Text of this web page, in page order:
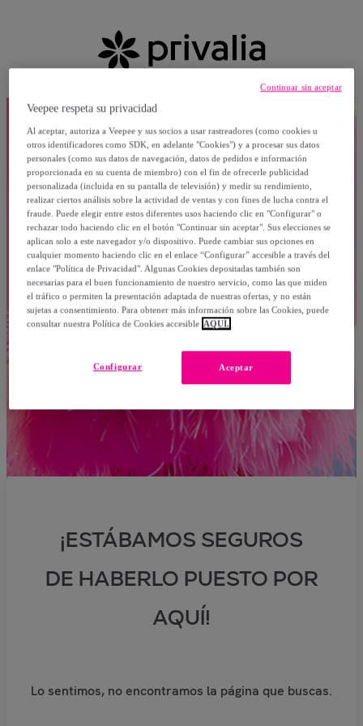
¡ESTÁBAMOS SEGUROS
DE HABERLO PUESTO POR
AQUÍ!
Lo sentimos, no encontramos la página que buscas.
Veepee respeta su privacidad
Al aceptar, autoriza a Veepee y sus socios a usar rastreadores (como cookies u
otros identificadores como SDK, en adelante "Cookies") y a procesar sus datos
personales (como sus datos de navegación, datos de pedidos e información
proporcionada en su cuenta de miembro) con el fin de ofrecerle publicidad
personalizada (incluida en su pantalla de televisión) y medir su rendimiento,
realizar ciertos análisis sobre la actividad de ventas y con fines de lucha contra el
fraude. Puede elegir entre estos diferentes usos haciendo clic en "Configurar" o
rechazar todo haciendo clic en el botón "Continuar sin aceptar". Sus elecciones se
aplican solo a este navegador y/o dispositivo. Puede cambiar sus opciones en
cualquier momento haciendo clic en el enlace “Configurar” accesible a través del
enlace "Política de Privacidad". Algunas Cookies depositadas también son
necesarias para el buen funcionamiento de nuestro servicio, como las que miden
el tráfico o permiten la presentación adaptada de nuestras ofertas, y no están
sujetas a consentimiento. Para obtener más información sobre las Cookies, puede
consultar nuestra Política de Cookies accesible AQUÍ.
Aceptar
Configurar
Continuar sin aceptar